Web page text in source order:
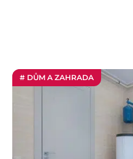
# DŮM A ZAHRADA